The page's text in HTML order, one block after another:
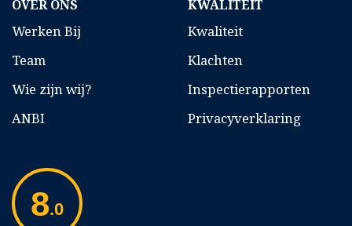
OVER ONS
Werken Bij
Team
Wie zijn wij?
ANBI
KWALITEIT
Kwaliteit
Klachten
Inspectierapporten
Privacyverklaring
8.0